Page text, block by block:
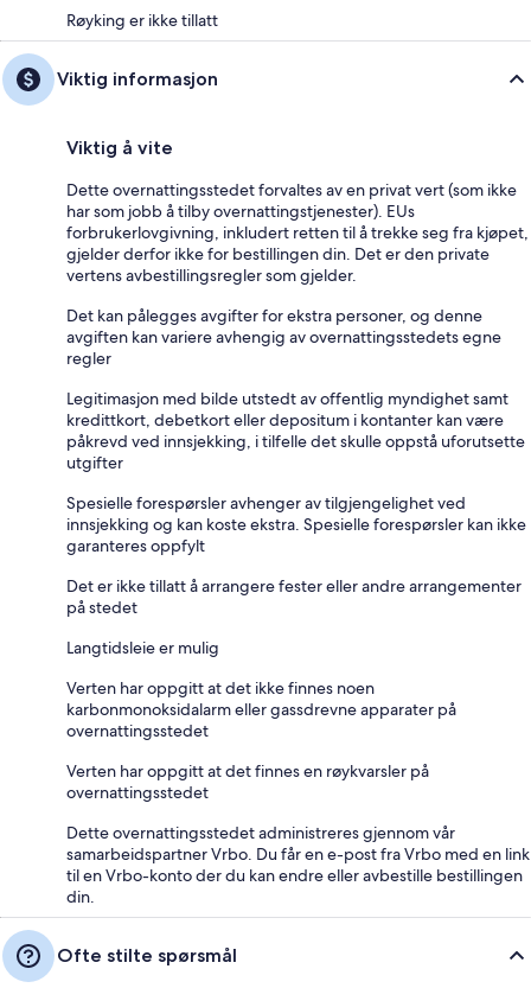
Røyking er ikke tillatt
Viktig informasjon
Viktig å vite
Dette overnattingsstedet forvaltes av en privat vert (som ikke
har som jobb å tilby overnattingstjenester). EUs
forbrukerlovgivning, inkludert retten til å trekke seg fra kjøpet,
gjelder derfor ikke for bestillingen din. Det er den private
vertens avbestillingsregler som gjelder.
Det kan pålegges avgifter for ekstra personer, og denne
avgiften kan variere avhengig av overnattingsstedets egne
regler
Legitimasjon med bilde utstedt av offentlig myndighet samt
kredittkort, debetkort eller depositum i kontanter kan være
påkrevd ved innsjekking, i tilfelle det skulle oppstå uforutsette
utgifter
Spesielle forespørsler avhenger av tilgjengelighet ved
innsjekking og kan koste ekstra. Spesielle forespørsler kan ikke
garanteres oppfylt
Det er ikke tillatt å arrangere fester eller andre arrangementer
på stedet
Langtidsleie er mulig
Verten har oppgitt at det ikke finnes noen
karbonmonoksidalarm eller gassdrevne apparater på
overnattingsstedet
Verten har oppgitt at det finnes en røykvarsler på
overnattingsstedet
Dette overnattingsstedet administreres gjennom vår
samarbeidspartner Vrbo. Du får en e-post fra Vrbo med en link
til en Vrbo-konto der du kan endre eller avbestille bestillingen
din.
Ofte stilte spørsmål